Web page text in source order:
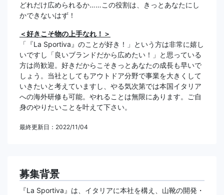
どれだけ広められるか……この役割は、きっとあなたにし
かできないはず！
＜好きこそ物の上手なれ！＞
「『La Sportiva』のことが好き！」という方は非常に嬉し
いですし「良いブランドだから広めたい！」と思っている
方は尚歓迎。好きだからこそきっとあなたの成長も早いで
しょう。当社としてもアウトドア分野で事業を大きくして
いきたいと考えていますし、やる気次第では本国イタリア
への海外研修も可能。やれることは無限にあります。ご自
身のやりたいことを叶えて下さい。
最終更新日：2022/11/04
募集背景
『La Sportiva』は、イタリアに本社を構え、山靴の開発・